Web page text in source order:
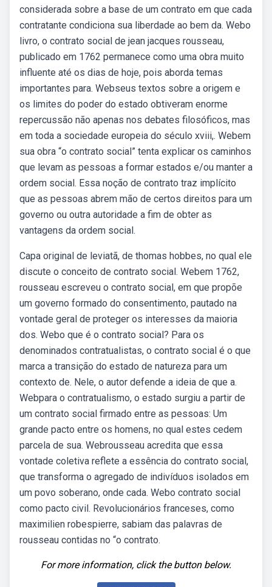
considerada sobre a base de um contrato em que cada
contratante condiciona sua liberdade ao bem da. Webo
livro, o contrato social de jean jacques rousseau,
publicado em 1762 permanece como uma obra muito
influente até os dias de hoje, pois aborda temas
importantes para. Webseus textos sobre a origem e
os limites do poder do estado obtiveram enorme
repercussão não apenas nos debates filosóficos, mas
em toda a sociedade europeia do século xviii,. Webem
sua obra “o contrato social” tenta explicar os caminhos
que levam as pessoas a formar estados e/ou manter a
ordem social. Essa noção de contrato traz implícito
que as pessoas abrem mão de certos direitos para um
governo ou outra autoridade a fim de obter as
vantagens da ordem social.
Capa original de leviatã, de thomas hobbes, no qual ele
discute o conceito de contrato social. Webem 1762,
rousseau escreveu o contrato social, em que propõe
um governo formado do consentimento, pautado na
vontade geral de proteger os interesses da maioria
dos. Webo que é o contrato social? Para os
denominados contratualistas, o contrato social é o que
marca a transição do estado de natureza para um
contexto de. Nele, o autor defende a ideia de que a.
Webpara o contratualismo, o estado surgiu a partir de
um contrato social firmado entre as pessoas: Um
grande pacto entre os homens, no qual estes cedem
parcela de sua. Webrousseau acredita que essa
vontade coletiva reflete a essência do contrato social,
que transforma o agregado de indivíduos isolados em
um povo soberano, onde cada. Webo contrato social
como pacto civil. Revolucionários franceses, como
maximilien robespierre, sabiam das palavras de
rousseau contidas no “o contrato.
For more information, click the button below.